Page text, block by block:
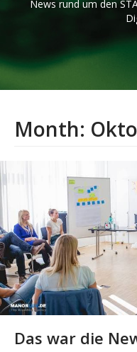
News rund um den
Month:
Das war die